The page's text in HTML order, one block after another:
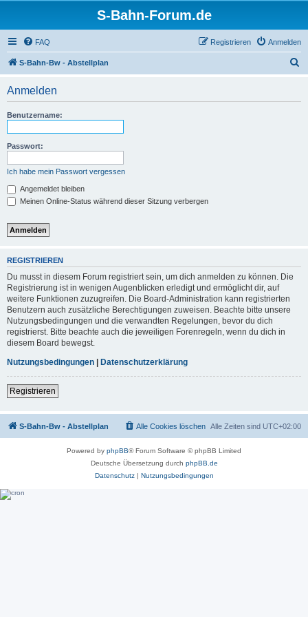
S-Bahn-Forum.de
FAQ Anmelden
Registrieren
S-Bahn-Bw - Abstellplan
Anmelden
Benutzername:
Passwort:
Ich habe mein Passwort vergessen
Angemeldet bleiben
Meinen Online-Status während dieser Sitzung verbergen
REGISTRIEREN
Du musst in diesem Forum registriert sein, um dich anmelden zu können. Die
Registrierung ist in wenigen Augenblicken erledigt und ermöglicht dir, auf
weitere Funktionen zuzugreifen. Die Board-Administration kann registrierten
Benutzern auch zusätzliche Berechtigungen zuweisen. Beachte bitte unsere
Nutzungsbedingungen und die verwandten Regelungen, bevor du dich
registrierst. Bitte beachte auch die jeweiligen Forenregeln, wenn du dich in
diesem Board bewegst.
Nutzungsbedingungen | Datenschutzerklärung
Registrieren
S-Bahn-Bw - Abstellplan Alle Zeiten sind UTC+02:00
Alle Cookies löschen
Powered by phpBB® Forum Software © phpBB Limited
Deutsche Übersetzung durch phpBB.de
Datenschutz| Nutzungsbedingungen